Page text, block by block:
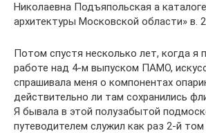
Николаевна Подъяпольская а
архитектуры Московской области» в.
Потом спустя несколько лет, когда я
работе над 4-м выпуском ПАМО,
спрашивала меня о компонентах
действительно ли там сохранились
Я бывала в этой полузабытой
путеводителем служил как раз 2-й